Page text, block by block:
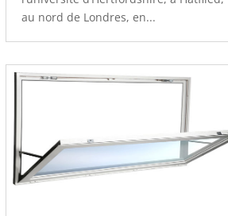
au nord de Londres, en...